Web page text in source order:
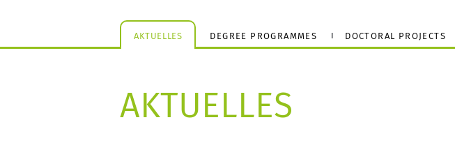
AKTUELLES DEGREE PROGRAMMES DOCTORAL PROJECTS
AKTUELLES